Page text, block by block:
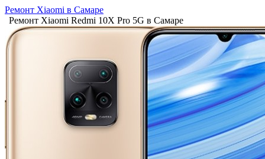
Ремонт Xiaomi в Самаре
Ремонт Xiaomi Redmi 10X Pro 5G в Самаре